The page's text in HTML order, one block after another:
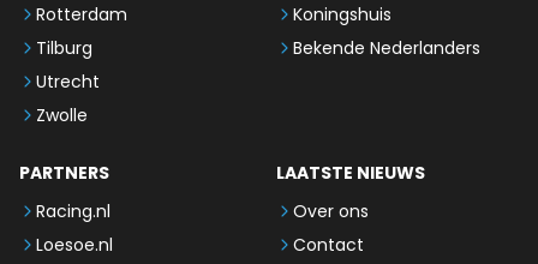
Rotterdam
Tilburg
Utrecht
Zwolle
Koningshuis
Bekende Nederlanders
PARTNERS
Racing.nl
Loesoe.nl
LAATSTE NIEUWS
Over ons
Contact